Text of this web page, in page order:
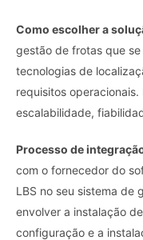
Como escolher a
gestão de frotas que
tecnologias de
requisitos
escalabilidade,
Processo de
com o fornecedor do
LBS no seu sistema de
envolver a instalação
configuração e a